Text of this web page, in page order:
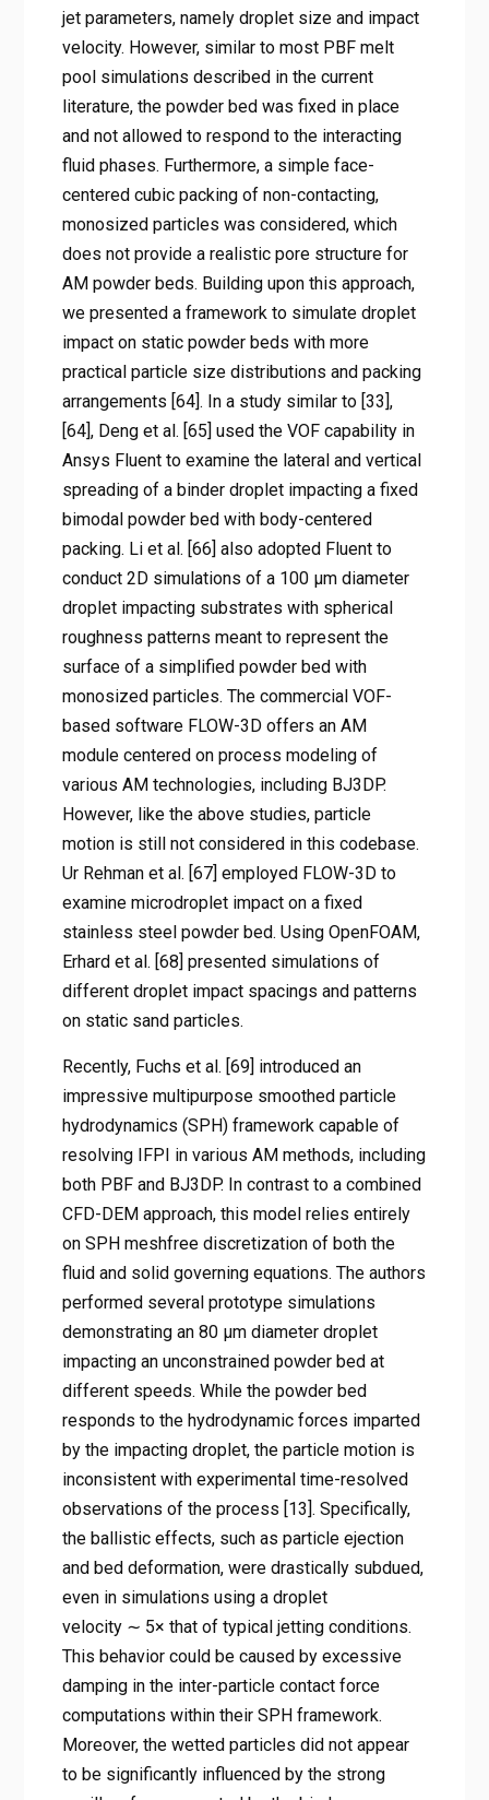
jet parameters, namely droplet size and impact
velocity. However, similar to most PBF melt
pool simulations described in the current
literature, the powder bed was fixed in place
and not allowed to respond to the interacting
fluid phases. Furthermore, a simple face-
centered cubic packing of non-contacting,
monosized particles was considered, which
does not provide a realistic pore structure for
AM powder beds. Building upon this approach,
we presented a framework to simulate droplet
impact on static powder beds with more
practical particle size distributions and packing
arrangements [64]. In a study similar to [33],
[64], Deng et al. [65] used the VOF capability in
Ansys Fluent to examine the lateral and vertical
spreading of a binder droplet impacting a fixed
bimodal powder bed with body-centered
packing. Li et al. [66] also adopted Fluent to
conduct 2D simulations of a 100 μm diameter
droplet impacting substrates with spherical
roughness patterns meant to represent the
surface of a simplified powder bed with
monosized particles. The commercial VOF-
based software FLOW-3D offers an AM
module centered on process modeling of
various AM technologies, including BJ3DP.
However, like the above studies, particle
motion is still not considered in this codebase.
Ur Rehman et al. [67] employed FLOW-3D to
examine microdroplet impact on a fixed
stainless steel powder bed. Using OpenFOAM,
Erhard et al. [68] presented simulations of
different droplet impact spacings and patterns
on static sand particles.
Recently, Fuchs et al. [69] introduced an
impressive multipurpose smoothed particle
hydrodynamics (SPH) framework capable of
resolving IFPI in various AM methods, including
both PBF and BJ3DP. In contrast to a combined
CFD-DEM approach, this model relies entirely
on SPH meshfree discretization of both the
fluid and solid governing equations. The authors
performed several prototype simulations
demonstrating an 80 μm diameter droplet
impacting an unconstrained powder bed at
different speeds. While the powder bed
responds to the hydrodynamic forces imparted
by the impacting droplet, the particle motion is
inconsistent with experimental time-resolved
observations of the process [13]. Specifically,
the ballistic effects, such as particle ejection
and bed deformation, were drastically subdued,
even in simulations using a droplet
velocity ∼ 5× that of typical jetting conditions.
This behavior could be caused by excessive
damping in the inter-particle contact force
computations within their SPH framework.
Moreover, the wetted particles did not appear
to be significantly influenced by the strong